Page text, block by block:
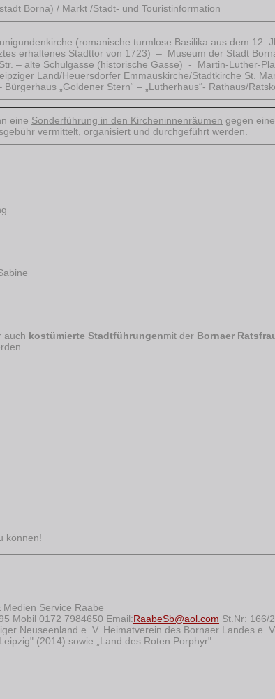
Borna) / Markt /Stadt- und Touristinformation
(romanische turmlose Basilika aus dem 12.
erhaltenes Stadttor von 1723) – Museum der Stadt
– alte Schulgasse (historische Gasse) - Martin-Luther-
Land/Heuersdorfer Emmauskirche/Stadtkirche St.
Bürgerhaus „Goldener Stern“ – „Lutherhaus“- Rathaus/
eine Sonderführung in den Kircheninnenräumen gegen
vermittelt, organisiert und durchgeführt werden.
auch kostümierte Stadtführungenmit der Bornaer
können!
Service Raabe
Mobil 0172 7984650 Email:RaabeSb@aol.com St.Nr: 166/
Neuseenland e. V. Heimatverein des Bornaer Landes e. V.
(2014) sowie „Land des Roten Porphyr"